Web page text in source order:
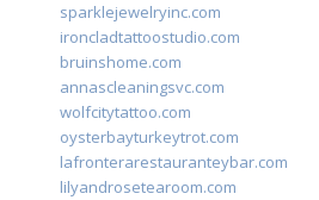
sparklejewelryinc.com
ironcladtattoostudio.com
bruinshome.com
annascleaningsvc.com
wolfcitytattoo.com
oysterbayturkeytrot.com
lafronterarestauranteybar.com
lilyandrosetearoom.com